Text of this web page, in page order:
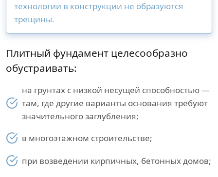
технологии в конструкции не образуются
трещины.
Плитный фундамент целесообразно
обустраивать:
на грунтах с низкой несущей способностью —
там, где другие варианты основания требуют
значительного заглубления;
в многоэтажном строительстве;
при возведении кирпичных, бетонных домов;